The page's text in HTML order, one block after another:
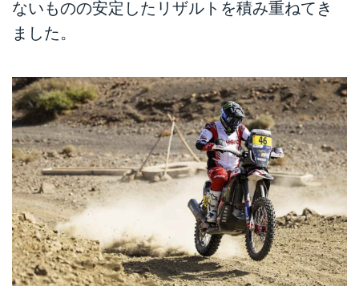
ーローを紹介します！
ないものの安定したリザルトを積み重ねてき
ました。